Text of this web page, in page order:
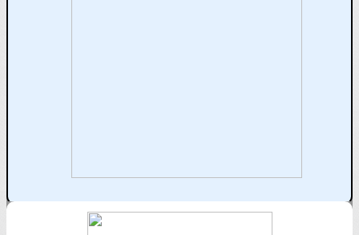
Je m'abonne à la newsletter